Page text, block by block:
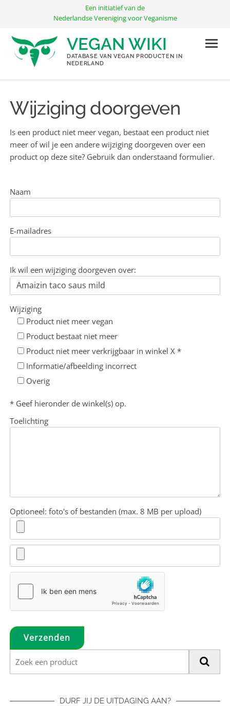
inhoud
Een initiatief van de
Nederlandse Vereniging voor Veganisme
VEGAN WIKI
DATABASE VAN VEGAN PRODUCTEN IN
NEDERLAND
Wijziging doorgeven
Is een product niet meer vegan, bestaat een product niet
meer of wil je een andere wijziging doorgeven over een
product op deze site? Gebruik dan onderstaand formulier.
Naam
E-mailadres
Ik wil een wijziging doorgeven over:
Wijziging
Product niet meer vegan
Product bestaat niet meer
Product niet meer verkrijgbaar in winkel X *
Informatie/afbeelding incorrect
Overig
* Geef hieronder de winkel(s) op.
Toelichting
Optioneel: foto's of bestanden (max. 8 MB per upload)
DURF JIJ DE UITDAGING AAN?